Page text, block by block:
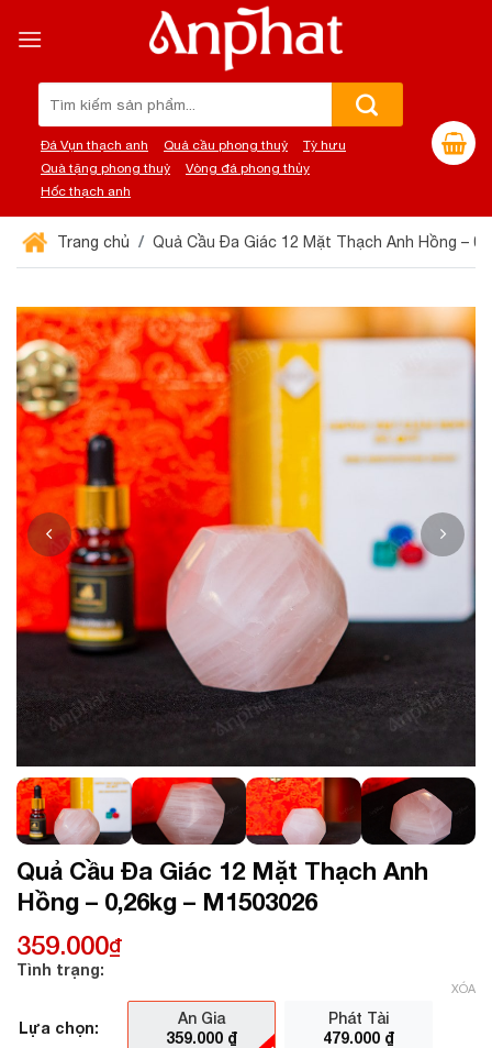
đến
Đá Vụn thạch anh Quả cầu phong thuỷ
Tỳ hưu
Quà tặng phong thuỷ
Vòng đá phong thủy
Hốc thạch anh
Trang chủ Quả Cầu Đa Giác 12 Mặt Thạch Anh Hồng –
Quả Cầu Đa Giác 12 Mặt Thạch Anh
Hồng – 0,26kg – M1503026
359.000₫
Tình trạng:
Lựa chọn:
An Gia
359.000 ₫
Phát Tài
479.000 ₫
XÓA